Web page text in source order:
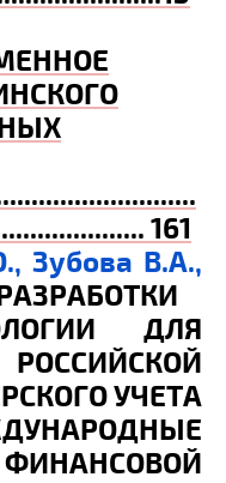
161
Зубова В.А.,
ДЛЯ
УЧЕТА